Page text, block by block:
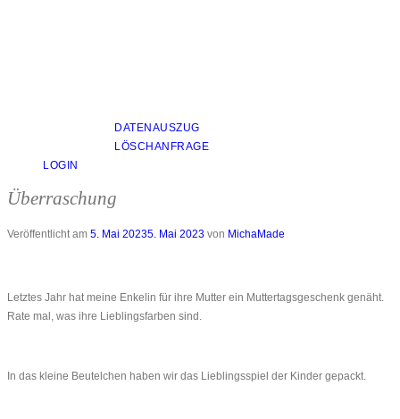
DATENAUSZUG
LÖSCHANFRAGE
LOGIN
Überraschung
Veröffentlicht am 5. Mai 20235. Mai 2023 von MichaMade
Letztes Jahr hat meine Enkelin für ihre Mutter ein Muttertagsgeschenk genäht.
Rate mal, was ihre Lieblingsfarben sind.
In das kleine Beutelchen haben wir das Lieblingsspiel der Kinder gepackt.